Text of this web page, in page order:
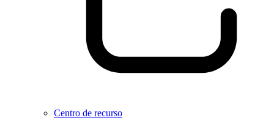
Centro de recurso